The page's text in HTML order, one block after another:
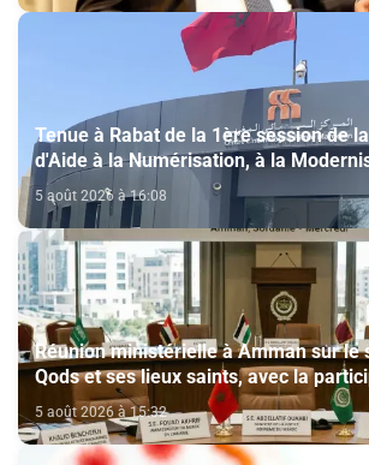
Tenue à Rabat de la 1ère session de
d'Aide à la Numérisation, à la
Création des Salles de Cinéma au titre
2026
5 août 2026 à 16:08
Réunion ministérielle à Amman sur le
Qods et ses lieux saints, avec la
Maroc
5 août 2026 à 15:32